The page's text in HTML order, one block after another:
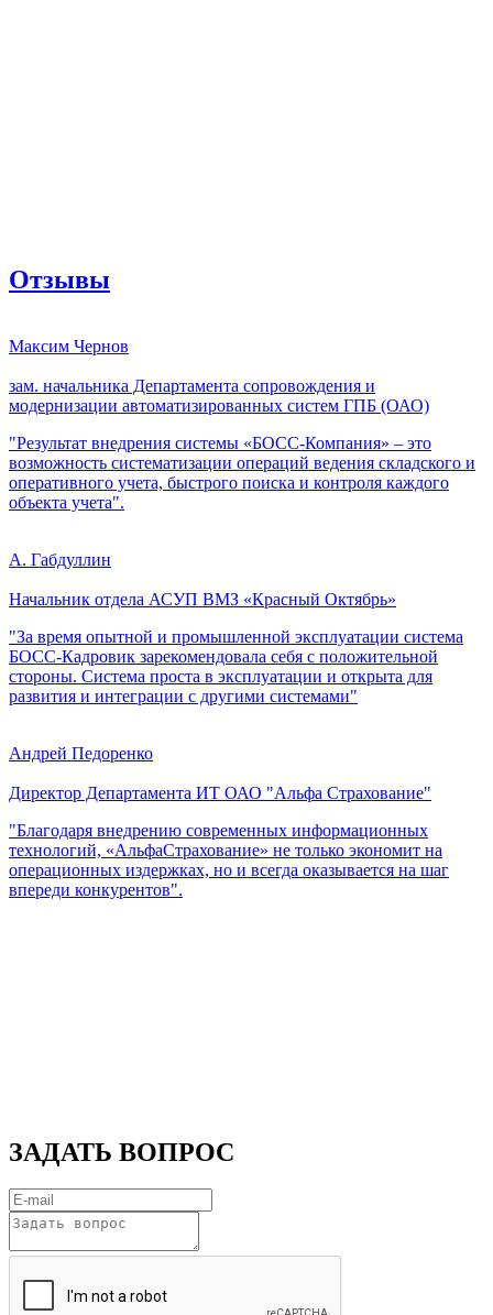
Отзывы
Максим Чернов
зам. начальника Департамента сопровождения и
модернизации автоматизированных систем ГПБ (ОАО)
"Результат внедрения системы «БОСС-Компания» – это
возможность систематизации операций ведения складского и
оперативного учета, быстрого поиска и контроля каждого
объекта учета".
А. Габдуллин
Начальник отдела АСУП ВМЗ «Красный Октябрь»
"За время опытной и промышленной эксплуатации система
БОСС-Кадровик зарекомендовала себя с положительной
стороны. Система проста в эксплуатации и открыта для
развития и интеграции с другими системами"
Андрей Педоренко
Директор Департамента ИТ ОАО "Альфа Страхование"
"Благодаря внедрению современных информационных
технологий, «АльфаСтрахование» не только экономит на
операционных издержках, но и всегда оказывается на шаг
впереди конкурентов".
ЗАДАТЬ ВОПРОС